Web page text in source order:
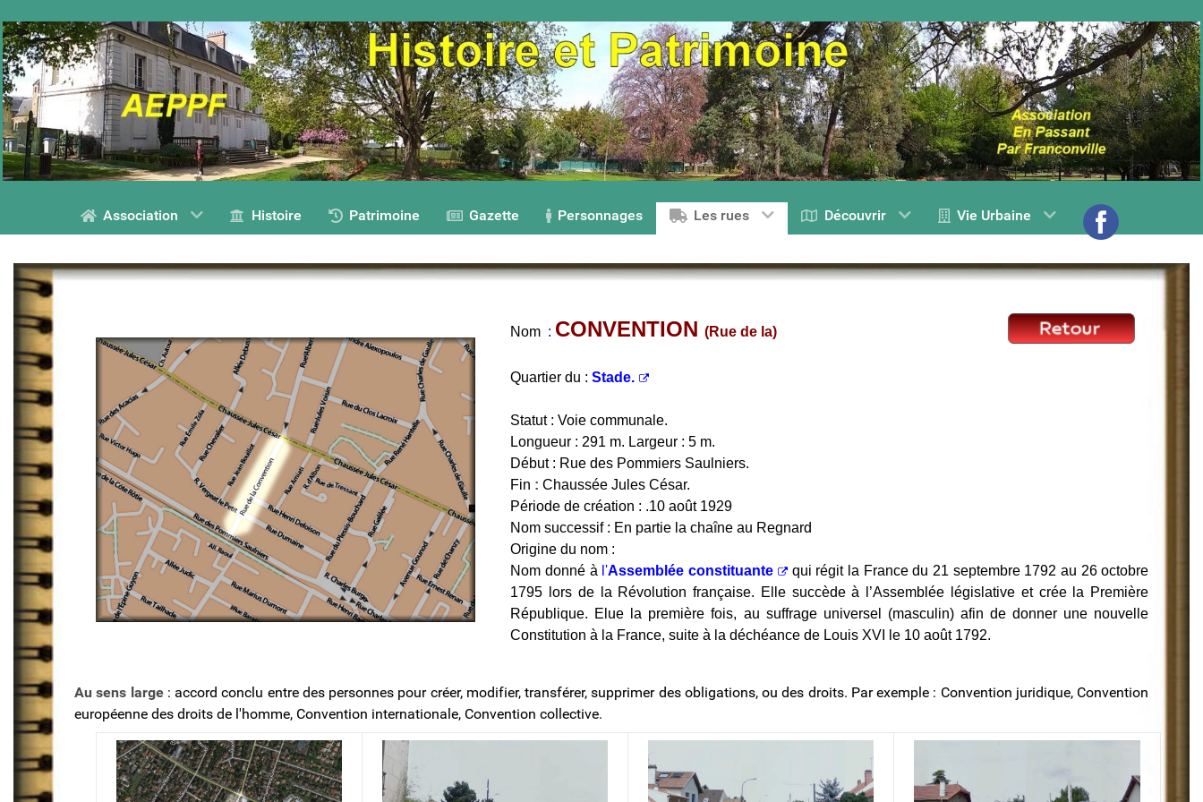
Association Histoire Patrimoine Gazette Personnages Les rues Découvrir Vie Urbaine
Nom : CONVENTION(Rue de la)
Quartier du : Stade.
Statut : Voie communale.
Longueur : 291 m. Largeur : 5 m.
Début : Rue des Pommiers Saulniers.
Fin : Chaussée Jules César.
Période de création : .10 août 1929
Nom successif : En partie la chaîne au Regnard
Origine du nom :
Nom donné à l'Assemblée constituante
qui régit la France du 21 septembre 1792 au 26 octobre
1795 lors de la Révolution française. Elle succède à l’Assemblée législative et crée la Première
République. Elue la première fois, au suffrage universel (masculin) afin de donner une nouvelle
Constitution à la France, suite à la déchéance de Louis XVI le 10 août 1792.
Au sens large: accord conclu entre des personnes pour créer, modifier, transférer, supprimer des obligations, ou des droits. Par exemple : Convention juridique, Convention
européenne des droits de l'homme, Convention internationale, Convention collective.